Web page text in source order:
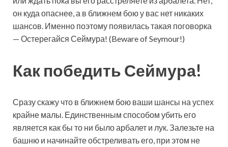
он куда опаснее, а в ближнем бою у вас нет никаких
шансов. Именно поэтому появилась такая поговорка
— Остерегайся Сеймура! (Beware of Seymour!)
Как победить Сеймура!
Сразу скажу что в ближнем бою ваши шансы на успех
крайне малы. Единственным способом убить его
является как бы то ни было арбалет и лук. Залезьте на
башню и начинайте обстреливать его, при этом не